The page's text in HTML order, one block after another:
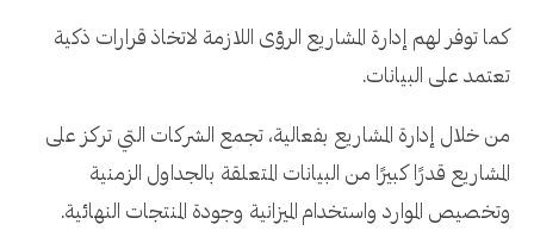
كما توفر لهم إدارة المشاريع الرؤى اللازمة لاتخاذ قرارات ذكية
تعتمد على البيانات.
من خلال إدارة المشاريع بفعالية، تجمع الشركات التي تركز على
المشاريع قدرًا كبيرًا من البيانات المتعلقة بالجداول الزمنية
وتخصيص الموارد واستخدام الميزانية وجودة المنتجات النهائية.